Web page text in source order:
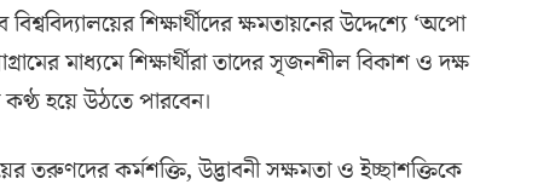
শিক্ষার্থীদের ক্ষমতায়নের উদ্দেশ্যে ‘অপো
মাধ্যমে শিক্ষার্থীরা তাদের সৃজনশীল বিকাশ ও দক্ষ
কণ্ঠ হয়ে উঠতে পারবেন।
তরুণদের কর্মশক্তি, উদ্ভাবনী সক্ষমতা ও ইচ্ছাশক্তিকে